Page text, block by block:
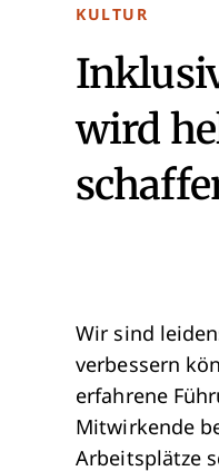
KULTUR
wird
Wir sind
verbessern
erfahrene
Mitwirkende
Arbeitsplätze